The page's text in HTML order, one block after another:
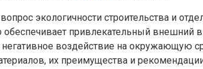
экологичности строительства и
обеспечивает привлекательный внешний
воздействие на окружающую
их преимущества и